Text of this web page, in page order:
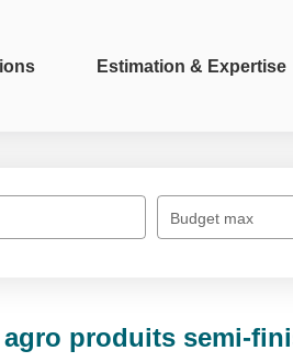
Estimation & Expertise
Budget max
produits semi-